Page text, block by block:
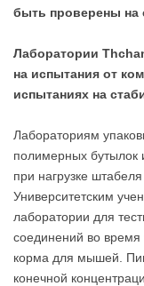
быть проверены на
Лаборатории
на испытания от
испытаниях на
Лабораториям
полимерных бутылок
при нагрузке
Университетским
лаборатории для
соединений во время
корма для мышей.
конечной